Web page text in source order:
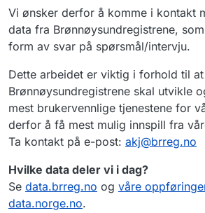
Vi ønsker derfor å komme i kontakt
data fra Brønnøysundregistrene,
form av svar på spørsmål/intervju.
Dette arbeidet er viktig i forhold til at
Brønnøysundregistrene skal utvikle
mest brukervennlige tjenestene for
derfor å få mest mulig innspill fra
Ta kontakt på e-post: akj@brreg.no
Hvilke data deler vi i dag?
Se data.brreg.no og våre
data.norge.no.